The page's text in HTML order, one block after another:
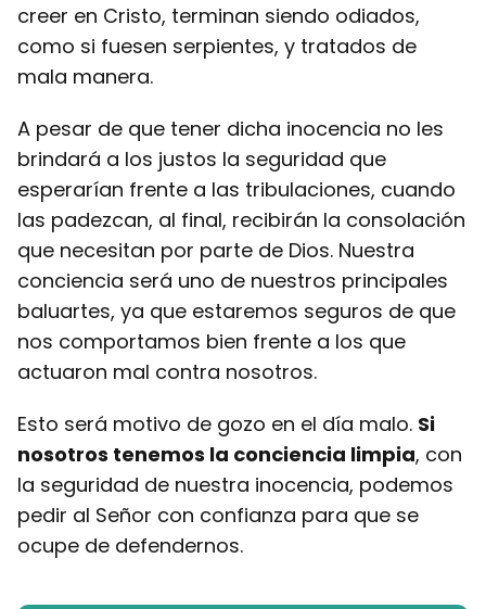
creer en Cristo, terminan siendo odiados,
como si fuesen serpientes, y tratados de
mala manera.
A pesar de que tener dicha inocencia no les
brindará a los justos la seguridad que
esperarían frente a las tribulaciones, cuando
las padezcan, al final, recibirán la consolación
que necesitan por parte de Dios. Nuestra
conciencia será uno de nuestros principales
baluartes, ya que estaremos seguros de que
nos comportamos bien frente a los que
actuaron mal contra nosotros.
Esto será motivo de gozo en el día malo. Si
nosotros tenemos la conciencia limpia, con
la seguridad de nuestra inocencia, podemos
pedir al Señor con confianza para que se
ocupe de defendernos.